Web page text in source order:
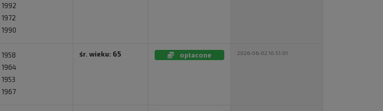
1992
1972
1990
1958
1964
1953
1967
śr. wieku: 65 opłacone 2026-06-02 10:51:01